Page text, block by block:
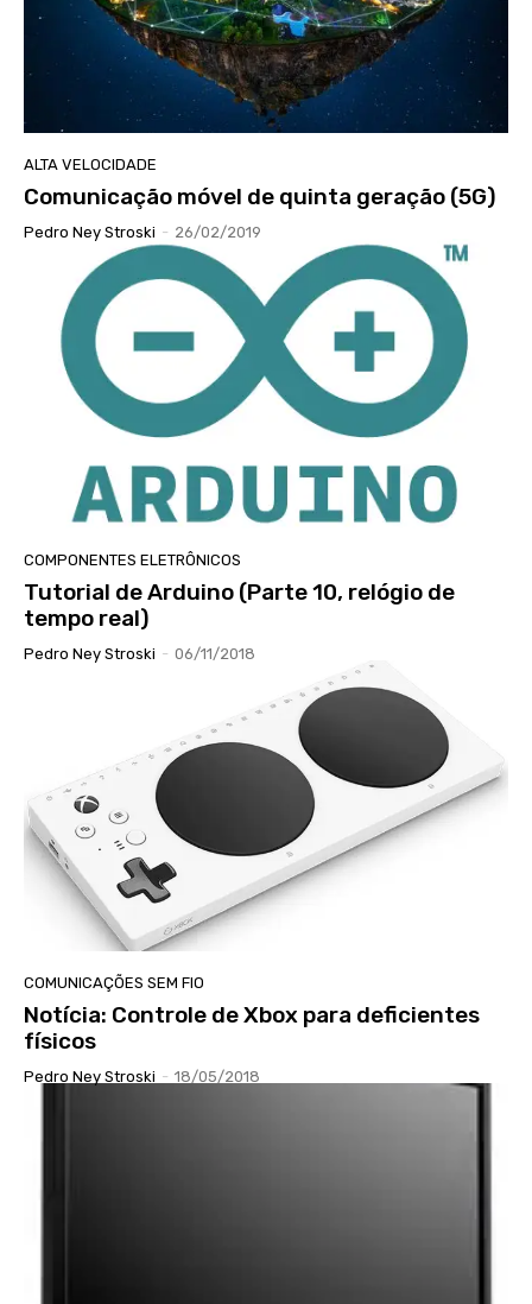
ALTA VELOCIDADE
Comunicação móvel de quinta geração (5G)
Pedro Ney Stroski - 26/02/2019
COMPONENTES ELETRÔNICOS
Tutorial de Arduino (Parte 10, relógio de
tempo real)
Pedro Ney Stroski - 06/11/2018
COMUNICAÇÕES SEM FIO
Notícia: Controle de Xbox para deficientes
físicos
Pedro Ney Stroski - 18/05/2018